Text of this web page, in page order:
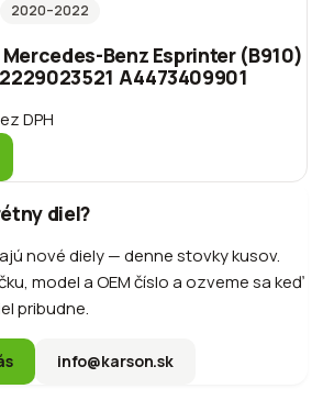
2020–2022
Benz Esprinter (B910)
A4473409901
DPH
diel?
nové diely — denne stovky kusov.
model a OEM číslo a ozveme sa keď
pribudne.
info@karson.sk